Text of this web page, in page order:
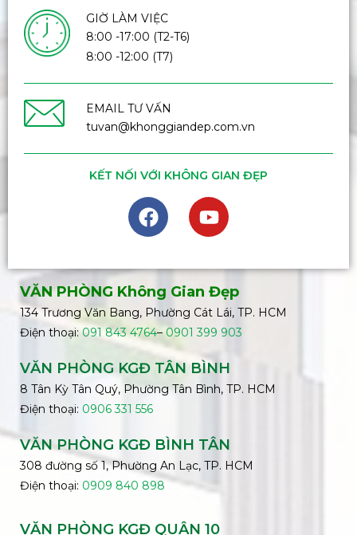
GIỜ LÀM VIỆC
8:00 -17:00 (T2-T6)
8:00 -12:00 (T7)
EMAIL TƯ VẤN
tuvan@khonggiandep.com.vn
KẾT NỐI VỚI KHÔNG GIAN ĐẸP
VĂN PHÒNG Không Gian Đẹp
134 Trương Văn Bang, Phường Cát Lái, TP. HCM
Điện thoại: 091 843 4764– 0901 399 903
VĂN PHÒNG KGĐ TÂN BÌNH
8 Tân Kỳ Tân Quý, Phường Tân Bình, TP. HCM
Điện thoại: 0906 331 556
VĂN PHÒNG KGĐ BÌNH TÂN
308 đường số 1, Phường An Lạc, TP. HCM
Điện thoại: 0909 840 898
VĂN PHÒNG KGĐ QUẬN 10